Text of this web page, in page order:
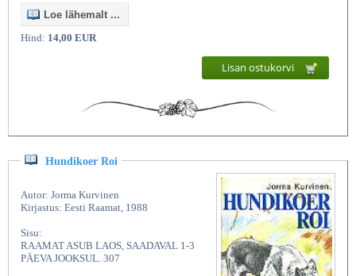
Loe lähemalt ...
Hind: 14,00 EUR
Lisan ostukorvi
Hundikoer Roi
Autor: Jorma Kurvinen
Kirjastus: Eesti Raamat, 1988
Sisu:
RAAMAT ASUB LAOS, SAADAVAL 1-3
PÄEVA JOOKSUL. 307